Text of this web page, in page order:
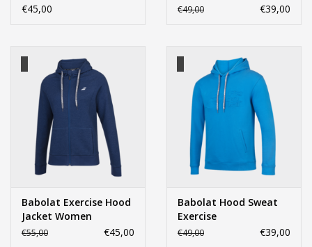
€45,00
€49,00 €39,00
Babolat Exercise Hood
Jacket Women
€55,00 €45,00
Babolat Hood Sweat
Exercise
€49,00 €39,00